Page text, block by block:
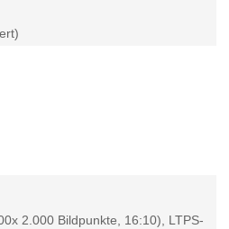
2.000 Bildpunkte, 16:10), LTPS-